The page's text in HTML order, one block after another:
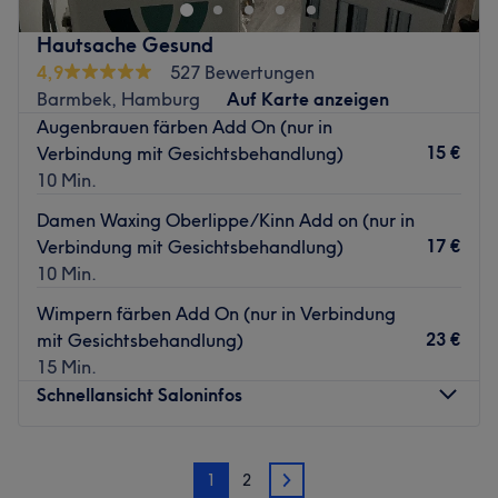
Wimpernlifting und effektvollem Microblading setzt man
deine Ausstrahlung individuell und gekonnt in Szene. Auf
Wunsch bietet man dir auch die dazugehörigen
Schulungen inklusive Zertifikat an. Deinen Wunschtermin
bekommst du einfach und bequem online oder per App
mit Treatwell!
Salon, die nicht nur Frauenherzen höher schlagen lässt.
So bestimmen zarte rosa Töne das Ambiente, dekoriert
mit vielen Schmetterlingen und feinen Details.
Inhaberin Andrea Schmidt verfügt über viel Erfahrung
und findet für jeden Kunden die richtige Behandlung.
Gerne berät sie dich zu deinen Wünschen. Komm' einfach
vorbei und sieh selbst
Hautsache Gesund
4,9
527 Bewertungen
Barmbek, Hamburg
Auf Karte anzeigen
Augenbrauen färben Add On (nur in
Verbindung mit Gesichtsbehandlung)
10 Min.
15 €
Damen Waxing Oberlippe/Kinn Add on (nur in
Verbindung mit Gesichtsbehandlung)
10 Min.
17 €
Wimpern färben Add On (nur in Verbindung
mit Gesichtsbehandlung)
15 Min.
23 €
Schnellansicht Saloninfos
1 2 2